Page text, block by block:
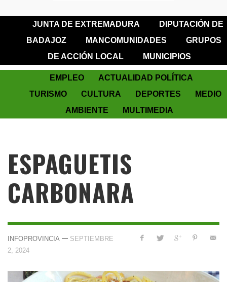
JUNTA DE EXTREMADURA
DIPUTACIÓN DE
BADAJOZ
MANCOMUNIDADES
GRUPOS
DE ACCIÓN LOCAL
MUNICIPIOS
EMPLEO
ACTUALIDAD POLÍTICA
TURISMO
CULTURA DEPORTES
MEDIO
AMBIENTE
MULTIMEDIA
ESPAGUETIS
CARBONARA
INFOPROVINCIA — SEPTIEMBRE
2, 2024